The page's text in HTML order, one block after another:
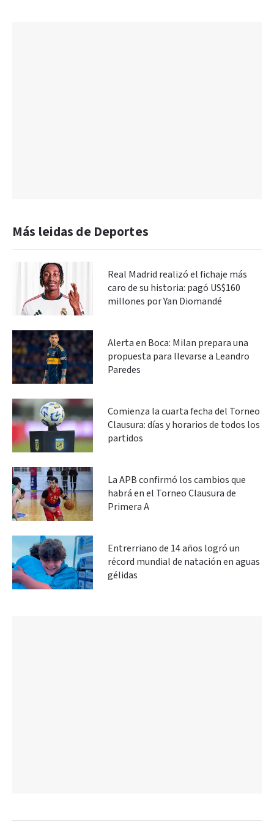
Más leidas de Deportes
Real Madrid realizó el fichaje más
caro de su historia: pagó US$160
millones por Yan Diomandé
Alerta en Boca: Milan prepara una
propuesta para llevarse a Leandro
Paredes
Comienza la cuarta fecha del Torneo
Clausura: días y horarios de todos los
partidos
La APB confirmó los cambios que
habrá en el Torneo Clausura de
Primera A
Entrerriano de 14 años logró un
récord mundial de natación en aguas
gélidas